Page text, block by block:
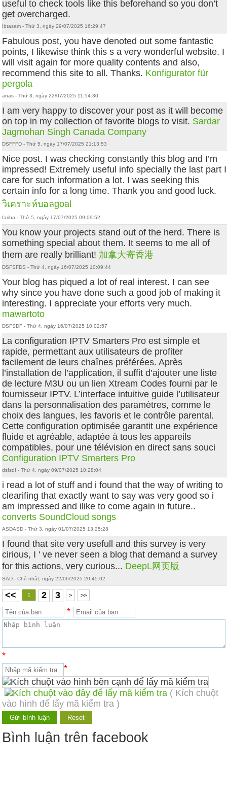
useful to check tools like this beforehand so you don’t
get overcharged.
Ibtasam - Thứ 3, ngày 29/07/2025 16:29:47
Fabulous post, you have denoted out some fantastic
points, I likewise think this s a very wonderful website. I
will visit again for more quality contents and also,
recommend this site to all. Thanks. Konfigurator für
pergola
anas - Thứ 3, ngày 22/07/2025 11:54:30
I am very happy to discover your post as it will become
on top in my collection of favorite blogs to visit. Sardar
Jagmohan Singh Canada Company
DSFFFD - Thứ 5, ngày 17/07/2025 21:13:53
Nice post. I was checking constantly this blog and I’m
impressed! Extremely useful info specially the last part I
care for such information a lot. I was seeking this
certain info for a long time. Thank you and good luck.
วิเคราะห์บอลgoal
fariha - Thứ 5, ngày 17/07/2025 09:09:52
You know your projects stand out of the herd. There is
something special about them. It seems to me all of
them are really brilliant! 加拿大寄香港
DSFSFDS - Thứ 4, ngày 16/07/2025 10:09:44
Your blog has piqued a lot of real interest. I can see
why since you have done such a good job of making it
interesting. I appreciate your efforts very much.
mawartoto
DSFSDF - Thứ 4, ngày 16/07/2025 10:02:57
La configuration IPTV Smarters Pro est simple et
rapide, permettant aux utilisateurs de profiter
facilement de leurs chaînes préférées. Après
l’installation de l’application, il suffit d’ajouter une liste
de lecture M3U ou un lien Xtream Codes fourni par le
fournisseur IPTV. L’interface intuitive guide l’utilisateur
dans la personnalisation des paramètres, comme le
choix des langues, les favoris et le contrôle parental.
Cette configuration optimisée garantit une expérience
fluide et agréable, adaptée à tous les appareils
compatibles, pour une télévision en direct sans souci
Configuration IPTV Smarters Pro
dsfsdf - Thứ 4, ngày 09/07/2025 10:28:04
i read a lot of stuff and i found that the way of writing to
clearifing that exactly want to say was very good so i
am impressed and ilike to come again in future..
converts SoundCloud songs
ASDASD - Thứ 3, ngày 01/07/2025 13:25:28
I found that site very usefull and this survey is very
cirious, I ' ve never seen a blog that demand a survey
for this actions, very curious... DeepL网页版
SAD - Chủ nhật, ngày 22/06/2025 20:45:02
<< 1 2 3 > >>
*
*
*
( Kích chuột
vào hình để lấy mã kiểm tra )
Bình luận trên facebook